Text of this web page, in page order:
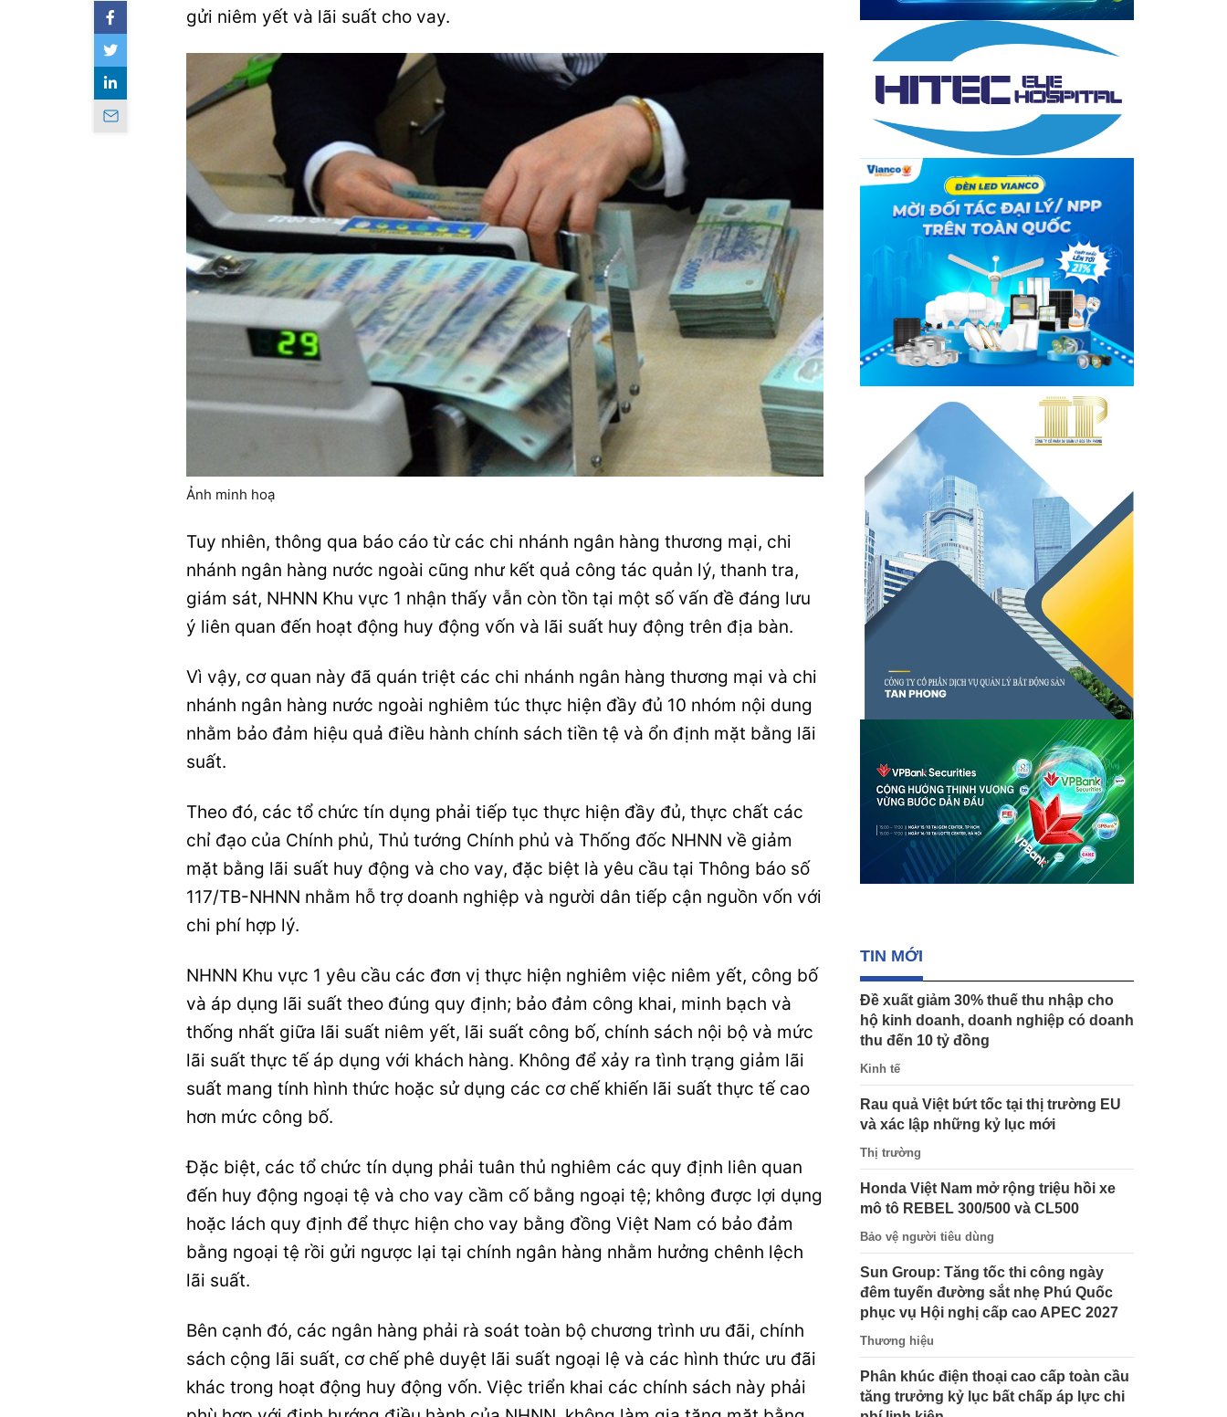
gửi niêm yết và lãi suất cho vay.
Ảnh minh hoạ
Tuy nhiên, thông qua báo cáo từ các chi nhánh ngân hàng thương mại, chi
nhánh ngân hàng nước ngoài cũng như kết quả công tác quản lý, thanh tra,
giám sát, NHNN Khu vực 1 nhận thấy vẫn còn tồn tại một số vấn đề đáng lưu
ý liên quan đến hoạt động huy động vốn và lãi suất huy động trên địa bàn.
Vì vậy, cơ quan này đã quán triệt các chi nhánh ngân hàng thương mại và chi
nhánh ngân hàng nước ngoài nghiêm túc thực hiện đầy đủ 10 nhóm nội dung
nhằm bảo đảm hiệu quả điều hành chính sách tiền tệ và ổn định mặt bằng lãi
suất.
Theo đó, các tổ chức tín dụng phải tiếp tục thực hiện đầy đủ, thực chất các
chỉ đạo của Chính phủ, Thủ tướng Chính phủ và Thống đốc NHNN về giảm
mặt bằng lãi suất huy động và cho vay, đặc biệt là yêu cầu tại Thông báo số
117/TB-NHNN nhằm hỗ trợ doanh nghiệp và người dân tiếp cận nguồn vốn với
chi phí hợp lý.
NHNN Khu vực 1 yêu cầu các đơn vị thực hiện nghiêm việc niêm yết, công bố
và áp dụng lãi suất theo đúng quy định; bảo đảm công khai, minh bạch và
thống nhất giữa lãi suất niêm yết, lãi suất công bố, chính sách nội bộ và mức
lãi suất thực tế áp dụng với khách hàng. Không để xảy ra tình trạng giảm lãi
suất mang tính hình thức hoặc sử dụng các cơ chế khiến lãi suất thực tế cao
hơn mức công bố.
Đặc biệt, các tổ chức tín dụng phải tuân thủ nghiêm các quy định liên quan
đến huy động ngoại tệ và cho vay cầm cố bằng ngoại tệ; không được lợi dụng
hoặc lách quy định để thực hiện cho vay bằng đồng Việt Nam có bảo đảm
bằng ngoại tệ rồi gửi ngược lại tại chính ngân hàng nhằm hưởng chênh lệch
lãi suất.
Bên cạnh đó, các ngân hàng phải rà soát toàn bộ chương trình ưu đãi, chính
sách cộng lãi suất, cơ chế phê duyệt lãi suất ngoại lệ và các hình thức ưu đãi
khác trong hoạt động huy động vốn. Việc triển khai các chính sách này phải
TIN MỚI
Đề xuất giảm 30% thuế thu nhập cho
hộ kinh doanh, doanh nghiệp có doanh
thu đến 10 tỷ đồng
Kinh tế
Rau quả Việt bứt tốc tại thị trường EU
và xác lập những kỷ lục mới
Thị trường
Honda Việt Nam mở rộng triệu hồi xe
mô tô REBEL 300/500 và CL500
Bảo vệ người tiêu dùng
Sun Group: Tăng tốc thi công ngày
đêm tuyến đường sắt nhẹ Phú Quốc
phục vụ Hội nghị cấp cao APEC 2027
Thương hiệu
Phân khúc điện thoại cao cấp toàn cầu
tăng trưởng kỷ lục bất chấp áp lực chi